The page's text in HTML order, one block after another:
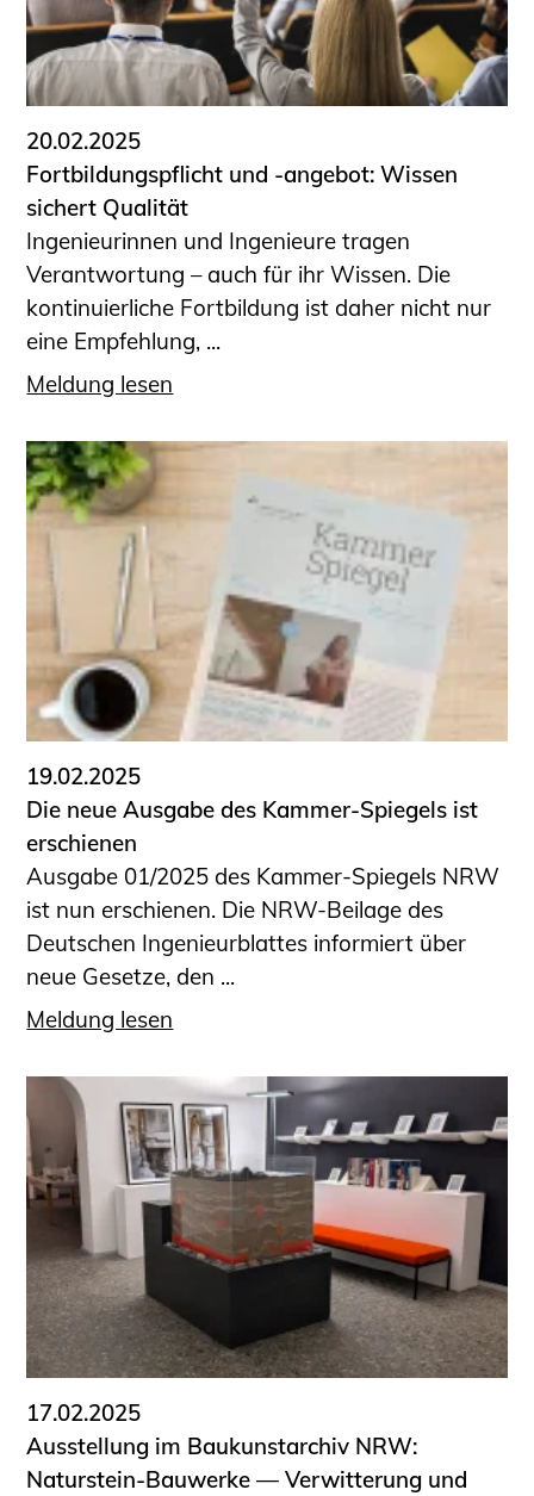
20.02.2025
Fortbildungspflicht und -angebot: Wissen
sichert Qualität
Ingenieurinnen und Ingenieure tragen
Verantwortung – auch für ihr Wissen. Die
kontinuierliche Fortbildung ist daher nicht nur
eine Empfehlung, ...
Meldung lesen
19.02.2025
Die neue Ausgabe des Kammer-Spiegels ist
erschienen
Ausgabe 01/2025 des Kammer-Spiegels NRW
ist nun erschienen. Die NRW-Beilage des
Deutschen Ingenieurblattes informiert über
neue Gesetze, den ...
Meldung lesen
17.02.2025
Ausstellung im Baukunstarchiv NRW:
Naturstein-Bauwerke — Verwitterung und